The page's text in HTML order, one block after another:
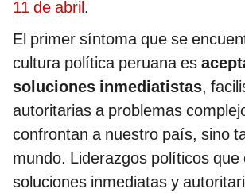
11 de abril.
El primer síntoma que se
cultura política peruana es
soluciones inmediatistas,
autoritarias a problemas
confrontan a nuestro país, sino
mundo. Liderazgos políticos que
soluciones inmediatas y